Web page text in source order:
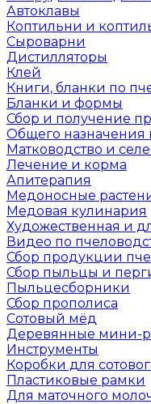
Автоклавы
Коптильни и
Сыроварни
Дистилляторы
Клей
Книги, бланки по
Бланки и формы
Сбор и получение
Общего
Матководство и
Лечение и корма
Апитерапия
Медоносные
Медовая кулинария
Художественная и
Видео по
Сбор продукции
Сбор пыльцы и
Пыльцесборники
Сбор прополиса
Сотовый мёд
Деревянные мини-
Инструменты
Коробки для
Пластиковые рамки
Для маточного